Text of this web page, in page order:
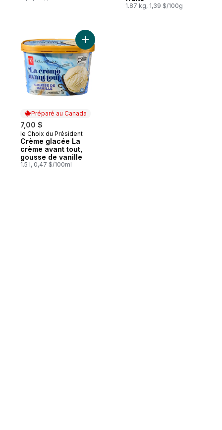
1.87 kg, 1,39 $/100g
Préparé au Canada
7,00 $
Préparé au Canada
le Choix du Président
Crème glacée La
crème avant tout,
gousse de vanille
1.5 l, 0,47 $/100ml
Ajouter Crème glacée La crème avant